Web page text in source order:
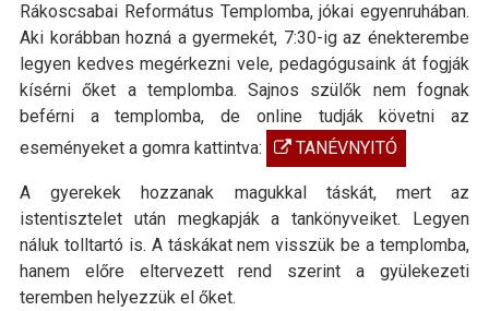
Rákoscsabai Református Templomba, jókai egyenruhában.
Aki korábban hozná a gyermekét, 7:30-ig az énekterembe
legyen kedves megérkezni vele, pedagógusaink át fogják
kísérni őket a templomba. Sajnos szülők nem fognak
beférni a templomba, de online tudják követni az
eseményeket a gomra kattintva:
TANÉVNYITÓ
A gyerekek hozzanak magukkal táskát, mert az
istentisztelet után megkapják a tankönyveiket. Legyen
náluk tolltartó is. A táskákat nem visszük be a templomba,
hanem előre eltervezett rend szerint a gyülekezeti
teremben helyezzük el őket.